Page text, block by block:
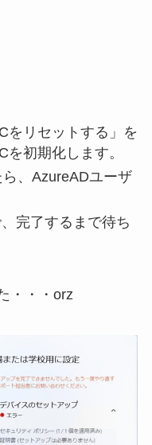
をリセットする」を
初期化します。
、AzureADユーザ
完了するまで待ち
・・・orz